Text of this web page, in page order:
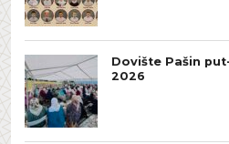
Dovište Pašin
2026